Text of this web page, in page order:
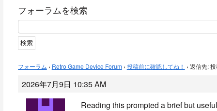
フォーラムを検索
フォーラム › Retro Game Device Forum › 投稿前に確認してね！ › 返信先:
2026年7月9日 10:35 AM
Reading this prompted a brief but